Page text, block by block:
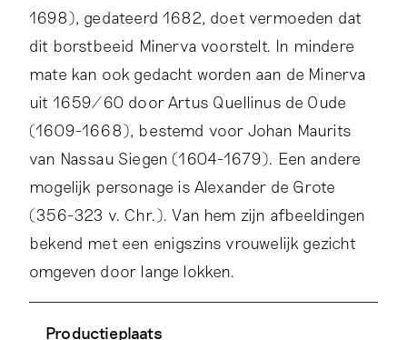
1698), gedateerd 1682, doet vermoeden dat
dit borstbeeid Minerva voorstelt. In mindere
mate kan ook gedacht worden aan de Minerva
uit 1659/60 door Artus Quellinus de Oude
(1609-1668), bestemd voor Johan Maurits
van Nassau Siegen (1604-1679). Een andere
mogelijk personage is Alexander de Grote
(356-323 v. Chr.). Van hem zijn afbeeldingen
bekend met een enigszins vrouwelijk gezicht
omgeven door lange lokken.
Productieplaats